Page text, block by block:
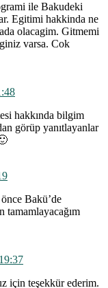
ile Bakudeki
Egitimi hakkinda ne
olacagim. Gitmemi
varsa. Cok
hakkında bilgim
görüp yanıtlayanlar
Bakü’de
tamamlayacağım
için teşekkür ederim.